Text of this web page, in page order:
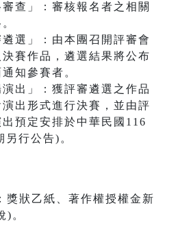
查」：審核報名者之相關
選」：由本團召開評審會
賽作品，遴選結果將公布
知參賽者。
出」：獲評審遴選之作品
出形式進行決賽，並由評
預定安排於中華民國116
行公告)。
狀乙紙、著作權授權金新
)。